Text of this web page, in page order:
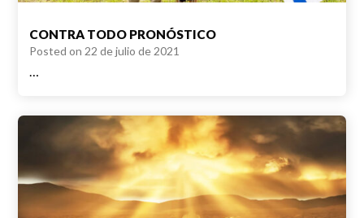
CONTRA TODO PRONÓSTICO
Posted on 22 de julio de 2021